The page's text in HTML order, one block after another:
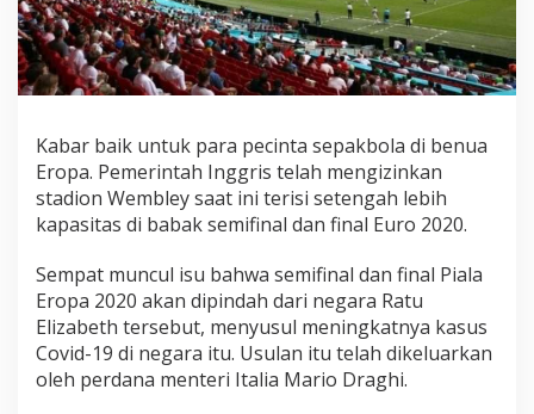
a
n
D
i
d
i
r
i
e
n
o
n
t
o
Kabar baik untuk para pecinta sepakbola di benua
Eropa. Pemerintah Inggris telah mengizinkan
stadion Wembley saat ini terisi setengah lebih
kapasitas di babak semifinal dan final Euro 2020.
Sempat muncul isu bahwa semifinal dan final Piala
Eropa 2020 akan dipindah dari negara Ratu
Elizabeth tersebut, menyusul meningkatnya kasus
Covid-19 di negara itu. Usulan itu telah dikeluarkan
oleh perdana menteri Italia Mario Draghi.